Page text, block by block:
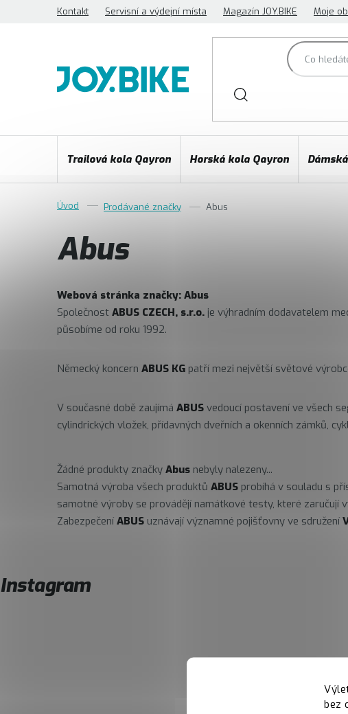
bez
Kontakt Servisní a výdejní místa Magazín JOY.BIKE Moje
Trailová kola Qayron Horská kola Qayron
Prodávané značky Abus
Abus
Webová stránka značky: Abus
Společnost ABUS CZECH, s.r.o. je výhradním dodavatelem
působíme od roku 1992.
Německý koncern ABUS KG patří mezi největší světové
V současné době zaujímá ABUS vedoucí postavení ve všech
cylindrických vložek, přídavných dveřních a okenních zámků,
Žádné produkty značky Abus nebyly nalezeny...
Samotná výroba všech produktů ABUS probíhá v souladu s
samotné výroby se provádějí namátkové testy, které zaručují
Zabezpečení ABUS uznávají významné pojišťovny ve sdružení
Instagram